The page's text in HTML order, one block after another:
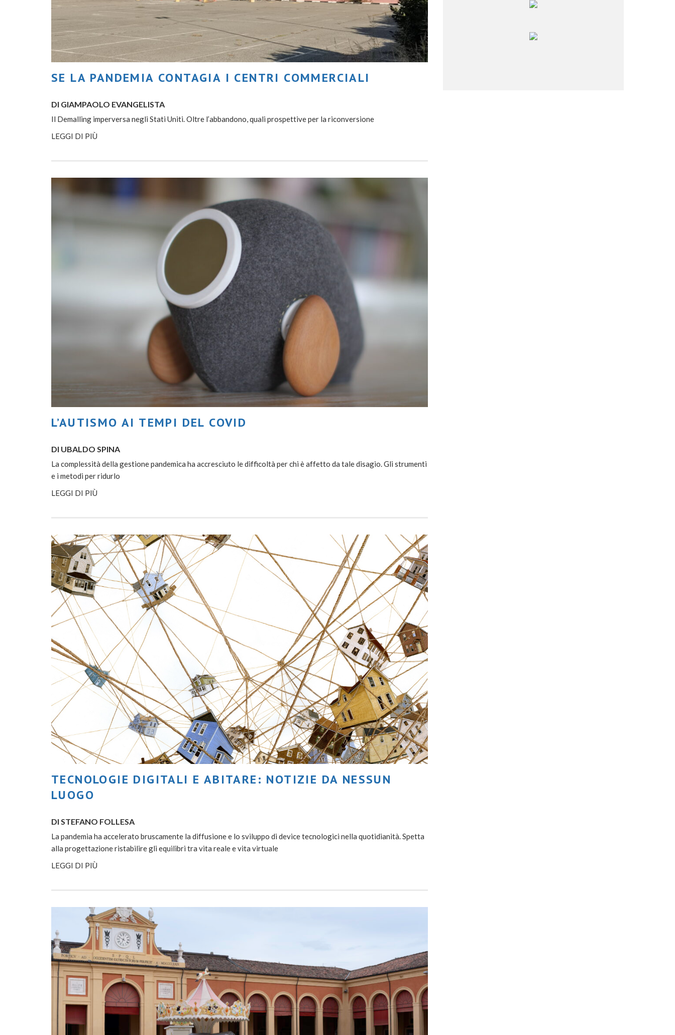
SE LA PANDEMIA CONTAGIA I CENTRI COMMERCIALI
DI GIAMPAOLO EVANGELISTA
Il Demalling imperversa negli Stati Uniti. Oltre l’abbandono, quali prospettive per la riconversione
LEGGI DI PIÙ
L’AUTISMO AI TEMPI DEL COVID
DI UBALDO SPINA
La complessità della gestione pandemica ha accresciuto le difficoltà per chi è affetto da tale disagio. Gli strumenti
e i metodi per ridurlo
LEGGI DI PIÙ
TECNOLOGIE DIGITALI E ABITARE: NOTIZIE DA NESSUN
LUOGO
DI STEFANO FOLLESA
La pandemia ha accelerato bruscamente la diffusione e lo sviluppo di device tecnologici nella quotidianità. Spetta
alla progettazione ristabilire gli equilibri tra vita reale e vita virtuale
LEGGI DI PIÙ